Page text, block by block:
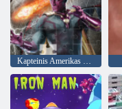
Kapteinis Amerikas pilsoņu kara finierzāģis 2